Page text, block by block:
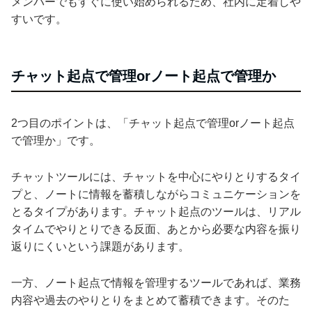
すいです。
チャット起点で管理orノート起点で管理か
2つ目のポイントは、「チャット起点で管理orノート起点
で管理か」です。
チャットツールには、チャットを中心にやりとりするタイ
プと、ノートに情報を蓄積しながらコミュニケーションを
とるタイプがあります。チャット起点のツールは、リアル
タイムでやりとりできる反面、あとから必要な内容を振り
返りにくいという課題があります。
一方、ノート起点で情報を管理するツールであれば、業務
内容や過去のやりとりをまとめて蓄積できます。そのた